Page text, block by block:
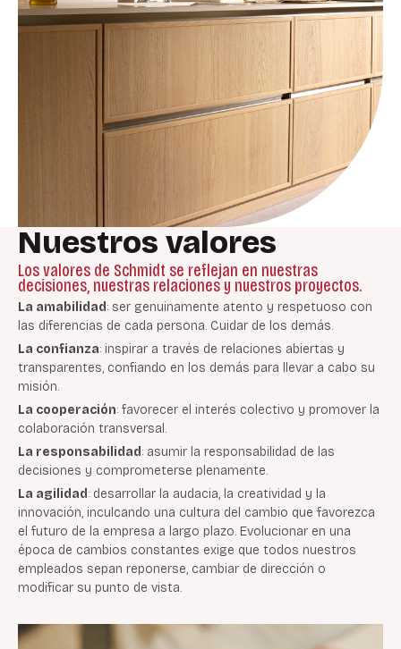
Nuestros valores
Los valores de Schmidt se reflejan en nuestras
decisiones, nuestras relaciones y nuestros proyectos.
La amabilidad: ser genuinamente atento y respetuoso con
las diferencias de cada persona. Cuidar de los demás.
La confianza: inspirar a través de relaciones abiertas y
transparentes, confiando en los demás para llevar a cabo su
misión.
La cooperación: favorecer el interés colectivo y promover la
colaboración transversal.
La responsabilidad: asumir la responsabilidad de las
decisiones y comprometerse plenamente.
La agilidad: desarrollar la audacia, la creatividad y la
innovación, inculcando una cultura del cambio que favorezca
el futuro de la empresa a largo plazo. Evolucionar en una
época de cambios constantes exige que todos nuestros
empleados sepan reponerse, cambiar de dirección o
modificar su punto de vista.